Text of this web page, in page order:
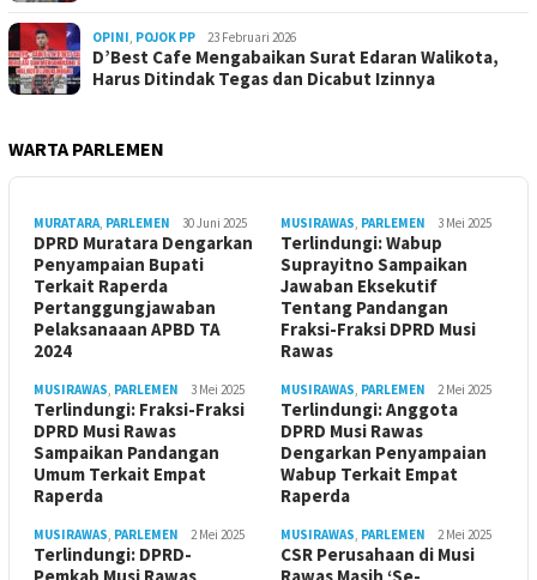
OPINI, POJOK PP 23 Februari 2026
D’Best Cafe Mengabaikan Surat Edaran Walikota,
Harus Ditindak Tegas dan Dicabut Izinnya
WARTA PARLEMEN
MURATARA, PARLEMEN 30 Juni 2025
DPRD Muratara Dengarkan
Penyampaian Bupati
Terkait Raperda
Pertanggungjawaban
Pelaksanaaan APBD TA
2024
MUSIRAWAS, PARLEMEN 3 Mei 2025
Terlindungi: Wabup
Suprayitno Sampaikan
Jawaban Eksekutif
Tentang Pandangan
Fraksi-Fraksi DPRD Musi
Rawas
MUSIRAWAS, PARLEMEN 3 Mei 2025
Terlindungi: Fraksi-Fraksi
DPRD Musi Rawas
Sampaikan Pandangan
Umum Terkait Empat
Raperda
MUSIRAWAS, PARLEMEN 2 Mei 2025
Terlindungi: Anggota
DPRD Musi Rawas
Dengarkan Penyampaian
Wabup Terkait Empat
Raperda
MUSIRAWAS, PARLEMEN 2 Mei 2025
Terlindungi: DPRD-
MUSIRAWAS, PARLEMEN 2 Mei 2025
CSR Perusahaan di Musi